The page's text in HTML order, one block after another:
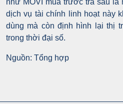
dịch vụ tài chính linh hoạt này
dùng mà còn định hình lại thị
trong thời đại số.
Nguồn: Tổng hợp